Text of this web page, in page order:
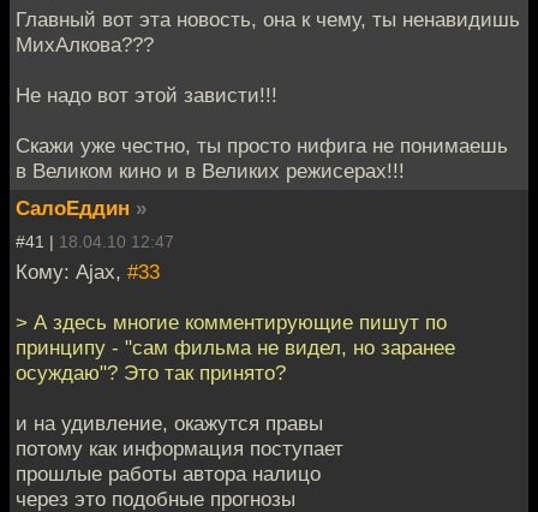
Главный вот эта новость, она к чему, ты ненавидишь
МихАлкова???
Не надо вот этой зависти!!!
Скажи уже честно, ты просто нифига не понимаешь
в Великом кино и в Великих режисерах!!!
СалоЕддин »
#41 | 18.04.10 12:47
Кому: Ajax, #33
> А здесь многие комментирующие пишут по
принципу - "сам фильма не видел, но заранее
осуждаю"? Это так принято?
и на удивление, окажутся правы
потому как информация поступает
прошлые работы автора налицо
через это подобные прогнозы